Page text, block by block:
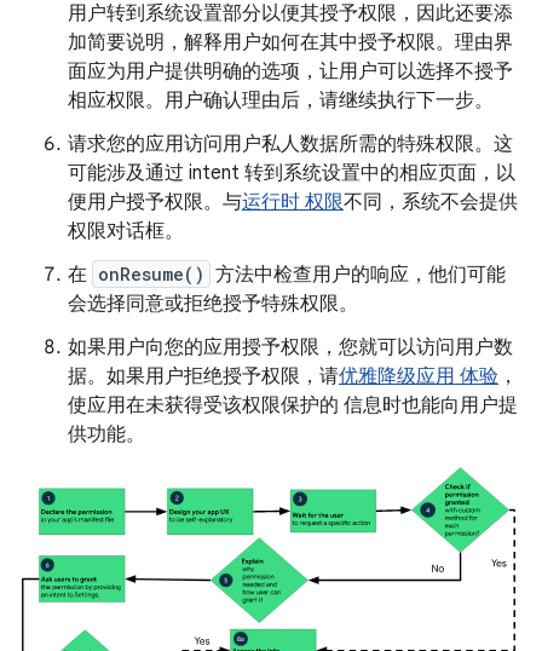
用户转到系统设置部分以便其授予权限，因此还要添
加简要说明，解释用户如何在其中授予权限。理由界
面应为用户提供明确的选项，让用户可以选择不授予
相应权限。用户确认理由后，请继续执行下一步。
请求您的应用访问用户私人数据所需的特殊权限。这
可能涉及通过 intent 转到系统设置中的相应页面，以
便用户授予权限。与运行时 权限不同，系统不会提供
权限对话框。
在 onResume() 方法中检查用户的响应，他们可能
会选择同意或拒绝授予特殊权限。
如果用户向您的应用授予权限，您就可以访问用户数
据。如果用户拒绝授予权限，请优雅降级应用 体验 ，
使应用在未获得受该权限保护的 信息时也能向用户提
供功能。